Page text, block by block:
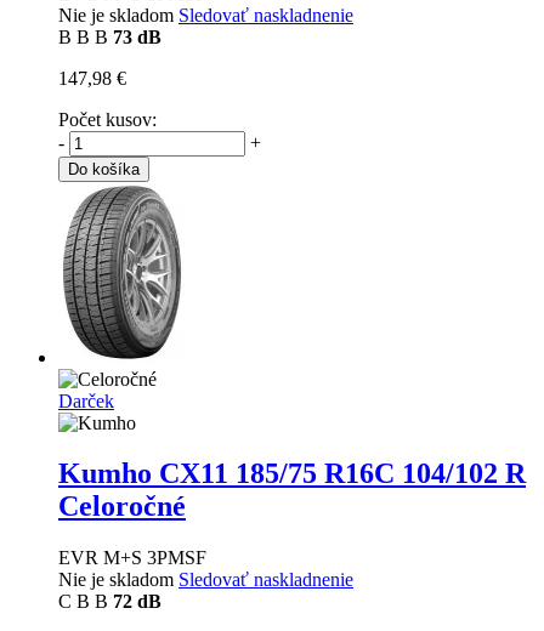
Nie je skladom Sledovať naskladnenie
B B B 73 dB
147,98 €
Počet kusov:
-
+
Do košíka
Darček
Kumho CX11 185/75 R16C 104/102 R
Celoročné
EVR M+S 3PMSF
Nie je skladom Sledovať naskladnenie
C B B 72 dB